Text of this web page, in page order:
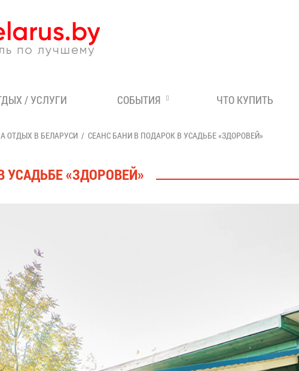
/ УСЛУГИ СОБЫТИЯ ЧТО КУПИТЬ
ОТДЫХ В БЕЛАРУСИ СЕАНС БАНИ В ПОДАРОК В УСАДЬБЕ «ЗДОРОВЕЙ»
«ЗДОРОВЕЙ»